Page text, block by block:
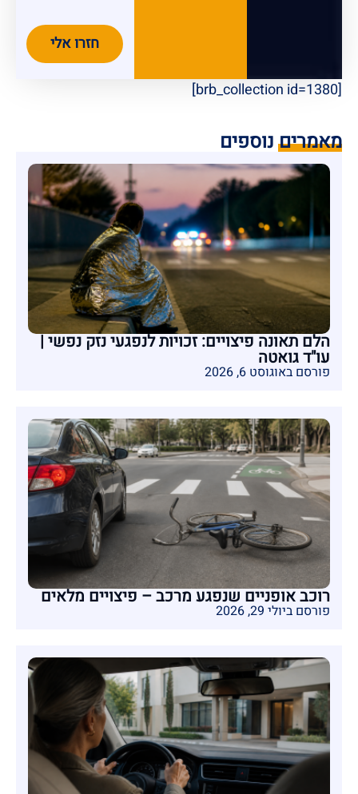
חזרו אלי
[brb_collection id=1380]
מאמרים נוספים
הלם תאונה פיצויים: זכויות לנפגעי נזק נפשי |
עו"ד גואטה
פורסם באוגוסט 6, 2026
רוכב אופניים שנפגע מרכב – פיצויים מלאים
פורסם ביולי 29, 2026